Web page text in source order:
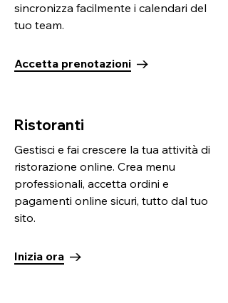
sincronizza facilmente i calendari del
tuo team.
Accetta prenotazioni
Ristoranti
Gestisci e fai crescere la tua attività di
ristorazione online. Crea menu
professionali, accetta ordini e
pagamenti online sicuri, tutto dal tuo
sito.
Inizia ora